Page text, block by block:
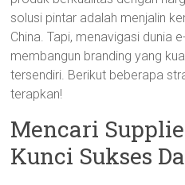
solusi pintar adalah menjalin
China. Tapi, menavigasi dunia
membangun branding yang
tersendiri. Berikut beberapa
terapkan!
Mencari
Kunci Sukses